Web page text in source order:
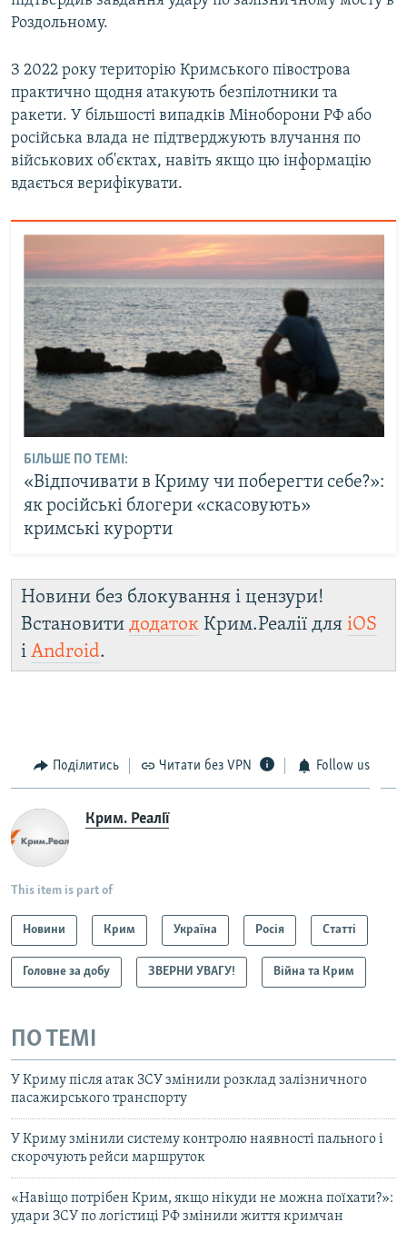
Роздольному.
З 2022 року територію Кримського півострова
практично щодня атакують безпілотники та
ракети. У більшості випадків Міноборони РФ або
російська влада не підтверджують влучання по
військових об'єктах, навіть якщо цю інформацію
вдається верифікувати.
БІЛЬШЕ ПО ТЕМІ:
«Відпочивати в Криму чи поберегти себе?»:
як російські блогери «скасовують»
кримські курорти
Новини без блокування і цензури!
Встановити додаток Крим.Реалії для iOS
і Android.
Поділитись Читати без VPN Follow us
Крим. Реалії
This item is part of
Новини Крим Україна Росія Статті
Головне за добу ЗВЕРНИ УВАГУ! Війна та Крим
ПО ТЕМІ
У Криму після атак ЗСУ змінили розклад залізничного
пасажирського транспорту
У Криму змінили систему контролю наявності пального і
скорочують рейси маршруток
«Навіщо потрібен Крим, якщо нікуди не можна поїхати?»:
удари ЗСУ по логістиці РФ змінили життя кримчан